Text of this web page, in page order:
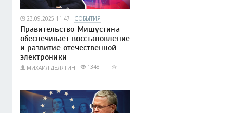
23.09.2025 11:47 СОБЫТИЯ
Правительство Мишустина
обеспечивает восстановление
и развитие отечественной
электроники
МИХАИЛ ДЕЛЯГИН 1348